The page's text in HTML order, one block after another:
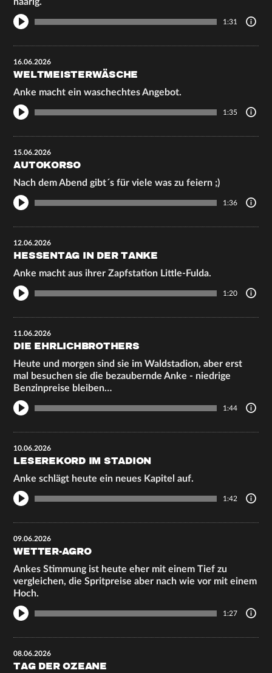
1:31
16.06.2026
WELTMEISTERWÄSCHE
Anke macht ein waschechtes Angebot.
1:35
15.06.2026
AUTOKORSO
Nach dem Abend gibt´s für viele was zu feiern ;)
1:36
12.06.2026
HESSENTAG IN DER TANKE
Anke macht aus ihrer Zapfstation Little-Fulda.
1:20
11.06.2026
DIE EHRLICHBROTHERS
Heute und morgen sind sie im Waldstadion, aber erst
mal besuchen sie die bezaubernde Anke - niedrige
Benzinpreise bleiben…
1:44
10.06.2026
LESEREKORD IM STADION
Anke schlägt heute ein neues Kapitel auf.
1:42
09.06.2026
WETTER-AGRO
Ankes Stimmung ist heute eher mit einem Tief zu
vergleichen, die Spritpreise aber nach wie vor mit einem
Hoch.
1:27
08.06.2026
TAG DER OZEANE